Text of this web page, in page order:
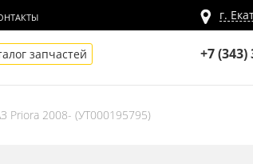
г.
запчастей +7 (343)
Priora 2008- (УТ000195795)